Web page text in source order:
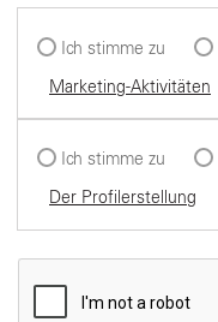
Ich stimme zu
Marketing-Aktivitäten
Ich stimme zu
Der Profilerstellung